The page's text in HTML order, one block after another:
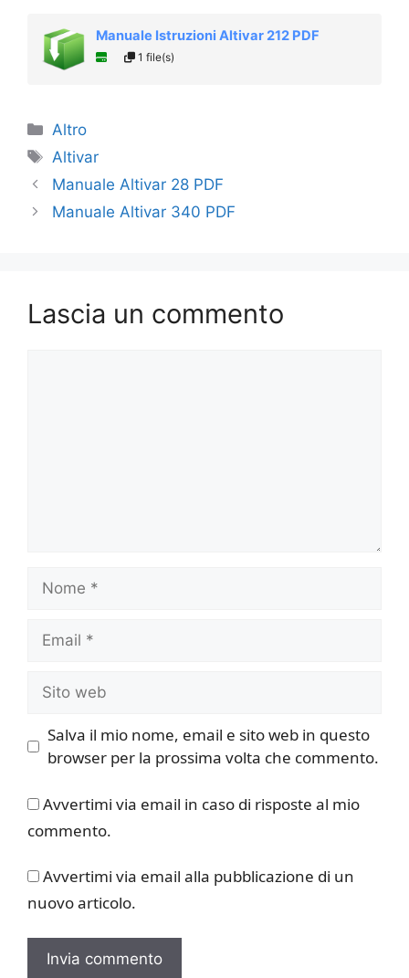
Manuale Istruzioni Altivar 212 PDF
1 file(s)
Categorie
Altro
Tag
Altivar
Manuale Altivar 28 PDF
Manuale Altivar 340 PDF
Lascia un commento
Nome
Email
Sito
web
Salva il mio nome, email e sito web in questo
browser per la prossima volta che commento.
Avvertimi via email in caso di risposte al mio
commento.
Avvertimi via email alla pubblicazione di un
nuovo articolo.